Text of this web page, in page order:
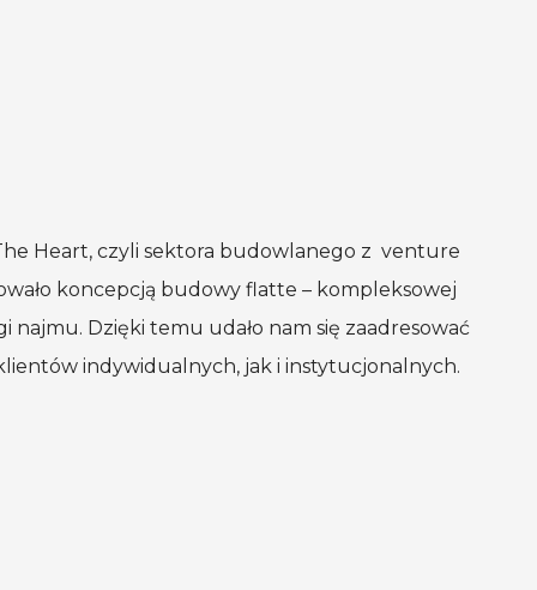
Heart, czyli sektora budowlanego z venture
koncepcją budowy flatte – kompleksowej
najmu. Dzięki temu udało nam się zaadresować
indywidualnych, jaki instytucjonalnych.